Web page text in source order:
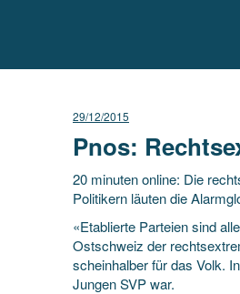
29/12/2015
Pnos:
20 minuten online: Die
Politikern läuten die
«Etablierte Parteien sind
Ostschweiz der
scheinhalber für das Volk.
Jungen SVP war.